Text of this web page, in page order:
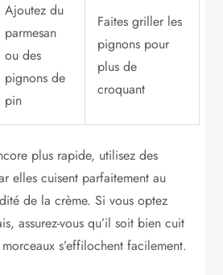
Ajoutez du
parmesan
ou des
pignons de
pin
Faites griller les
pignons pour
plus de
croquant
plus rapide, utilisez des
elles cuisent parfaitement au
de la crème. Si vous optez
assurez-vous qu’il soit bien cuit
s’effilochent facilement.